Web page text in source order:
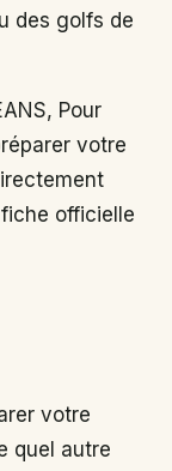
des golfs de
Pour
votre
officielle
votre
quel autre